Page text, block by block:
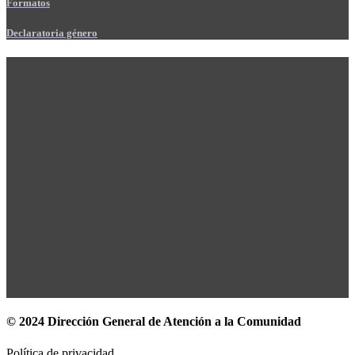
Formatos
Declaratoria género
© 2024 Dirección General de Atención a la Comunidad